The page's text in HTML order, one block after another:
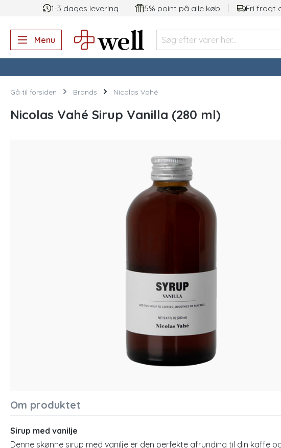
Gå til hovednavigation
1-3 dages levering 5% point på alle køb Fri fragt
Menu
Gå til forsiden Brands Nicolas Vahé
Nicolas Vahé Sirup Vanilla (280 ml)
Om produktet
Sirup med vanilje
Denne skønne sirup med vanilje er den perfekte afrunding til din kaffe